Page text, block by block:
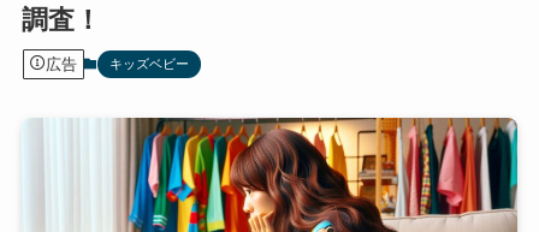
調査！
広告 キッズベビー